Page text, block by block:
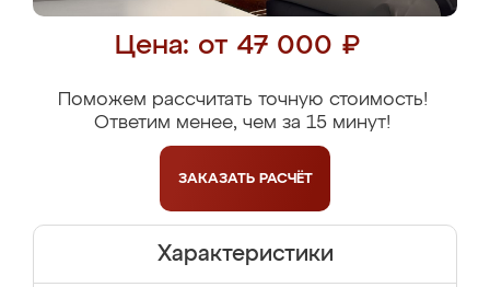
Цена: от 47 000 ₽
Поможем рассчитать точную стоимость!
Ответим менее, чем за 15 минут!
ЗАКАЗАТЬ РАСЧЁТ
Характеристики